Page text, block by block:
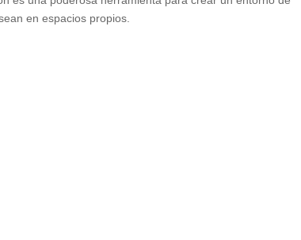
en espacios propios.